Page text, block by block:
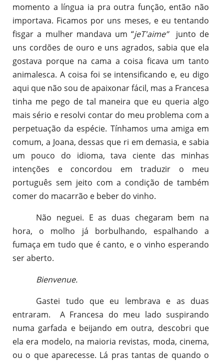
momento a língua ia pra outra função, então não
importava. Ficamos por uns meses, e eu tentando
fisgar a mulher mandava um “jeT'aime” junto de
uns cordões de ouro e uns agrados, sabia que ela
gostava porque na cama a coisa ficava um tanto
animalesca. A coisa foi se intensificando e, eu digo
aqui que não sou de apaixonar fácil, mas a Francesa
tinha me pego de tal maneira que eu queria algo
mais sério e resolvi contar do meu problema com a
perpetuação da espécie. Tínhamos uma amiga em
comum, a Joana, dessas que ri em demasia, e sabia
um pouco do idioma, tava ciente das minhas
intenções e concordou em traduzir o meu
português sem jeito com a condição de também
comer do macarrão e beber do vinho.
Não neguei. E as duas chegaram bem na
hora, o molho já borbulhando, espalhando a
fumaça em tudo que é canto, e o vinho esperando
ser aberto.
Bienvenue.
Gastei tudo que eu lembrava e as duas
entraram. A Francesa do meu lado suspirando
numa garfada e beijando em outra, descobri que
ela era modelo, na maioria revistas, moda, cinema,
ou o que aparecesse. Lá pras tantas de quando o